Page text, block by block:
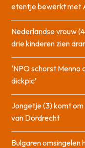
etentje bewerkt met
Nederlandse vrouw
drie kinderen zien
‘NPO schorst Menno
dickpic’
Jongetje (3) komt
van Dordrecht
Bulgaren